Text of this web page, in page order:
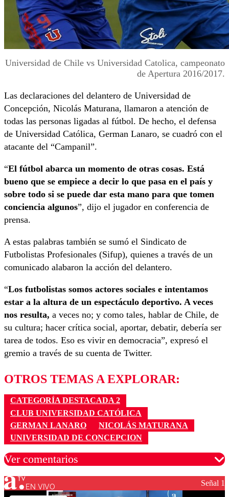
Universidad de Chile vs Universidad Catolica, campeonato
de Apertura 2016/2017.
Las declaraciones del delantero de Universidad de
Concepción, Nicolás Maturana, llamaron a atención de
todas las personas ligadas al fútbol. De hecho, el defensa
de Universidad Católica, German Lanaro, se cuadró con el
atacante del “Campanil”.
“El fútbol abarca un momento de otras cosas. Está
bueno que se empiece a decir lo que pasa en el país y
sobre todo si se puede dar esta mano para que tomen
conciencia algunos”, dijo el jugador en conferencia de
prensa.
A estas palabras también se sumó el Sindicato de
Futbolistas Profesionales (Sifup), quienes a través de un
comunicado alabaron la acción del delantero.
“Los futbolistas somos actores sociales e intentamos
estar a la altura de un espectáculo deportivo. A veces
nos resulta, a veces no; y como tales, hablar de Chile, de
su cultura; hacer crítica social, aportar, debatir, debería ser
tarea de todos. Eso es vivir en democracia”, expresó el
gremio a través de su cuenta de Twitter.
OTROS TEMAS A EXPLORAR:
CATEGORÍA DESTACADA 2
CLUB UNIVERSIDAD CATÓLICA
GERMAN LANARO
NICOLÁS MATURANA
UNIVERSIDAD DE CONCEPCION
Ver comentarios
Los comentarios son moderados para garantizar un
EN VIVO Señal 1